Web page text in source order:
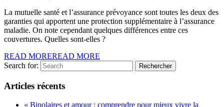
La mutuelle santé et l’assurance prévoyance sont toutes les deux des
garanties qui apportent une protection supplémentaire à l’assurance
maladie. On note cependant quelques différences entre ces
couvertures. Quelles sont-elles ?
READ MOREREAD MORE
Search for:
Articles récents
« Bipolaires et amour : comprendre pour mieux vivre la